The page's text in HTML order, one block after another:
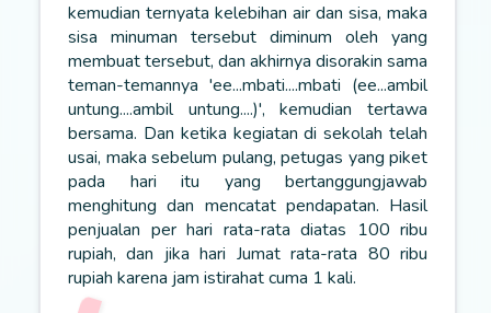
kemudian ternyata kelebihan air dan sisa, maka
sisa minuman tersebut diminum oleh yang
membuat tersebut, dan akhirnya disorakin sama
teman-temannya 'ee...mbati....mbati (ee...ambil
untung....ambil untung....)', kemudian tertawa
bersama. Dan ketika kegiatan di sekolah telah
usai, maka sebelum pulang, petugas yang piket
pada hari itu yang bertanggungjawab
menghitung dan mencatat pendapatan. Hasil
penjualan per hari rata-rata diatas 100 ribu
rupiah, dan jika hari Jumat rata-rata 80 ribu
rupiah karena jam istirahat cuma 1 kali.